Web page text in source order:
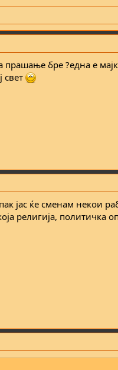
прашање бре ?една е
свет
јас ќе сменам некои
религија, политичка